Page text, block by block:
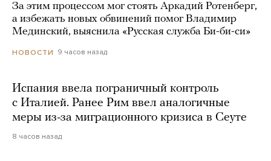
За этим процессом мог стоять Аркадий Ротенберг,
а избежать новых обвинений помог Владимир
Мединский, выяснила «Русская служба Би-би-си»
НОВОСТИ 9 часов назад
Испания ввела пограничный контроль
с Италией. Ранее Рим ввел аналогичные
меры из-за миграционного кризиса в Сеуте
8 часов назад